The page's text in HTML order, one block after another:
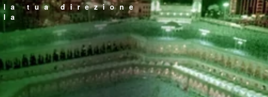
la tua direzione